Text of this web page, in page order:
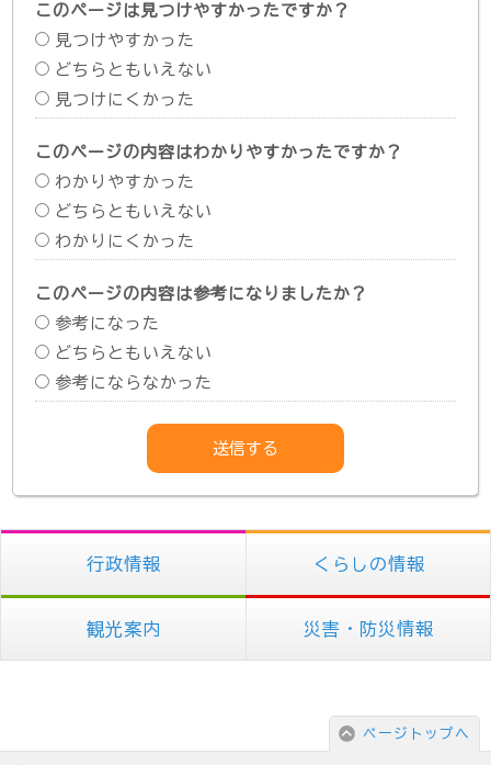
このページは見つけやすかったですか？
見つけやすかった
どちらともいえない
見つけにくかった
このページの内容はわかりやすかったですか？
わかりやすかった
どちらともいえない
わかりにくかった
このページの内容は参考になりましたか？
参考になった
どちらともいえない
参考にならなかった
行政情報 くらしの情報
観光案内 災害・防災情報
ページトップへ